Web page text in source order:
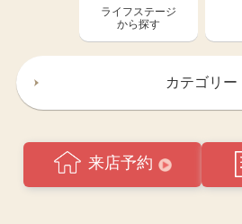
ライフステージ
から探す
カテゴリー
来店予約